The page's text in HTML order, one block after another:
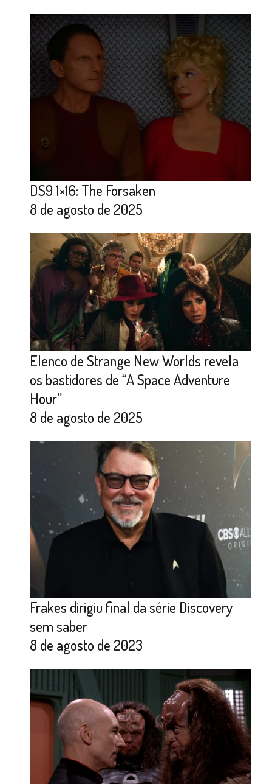
DS9 1×16: The Forsaken
8 de agosto de 2025
Elenco de Strange New Worlds revela
os bastidores de “A Space Adventure
Hour”
8 de agosto de 2025
Frakes dirigiu final da série Discovery
sem saber
8 de agosto de 2023